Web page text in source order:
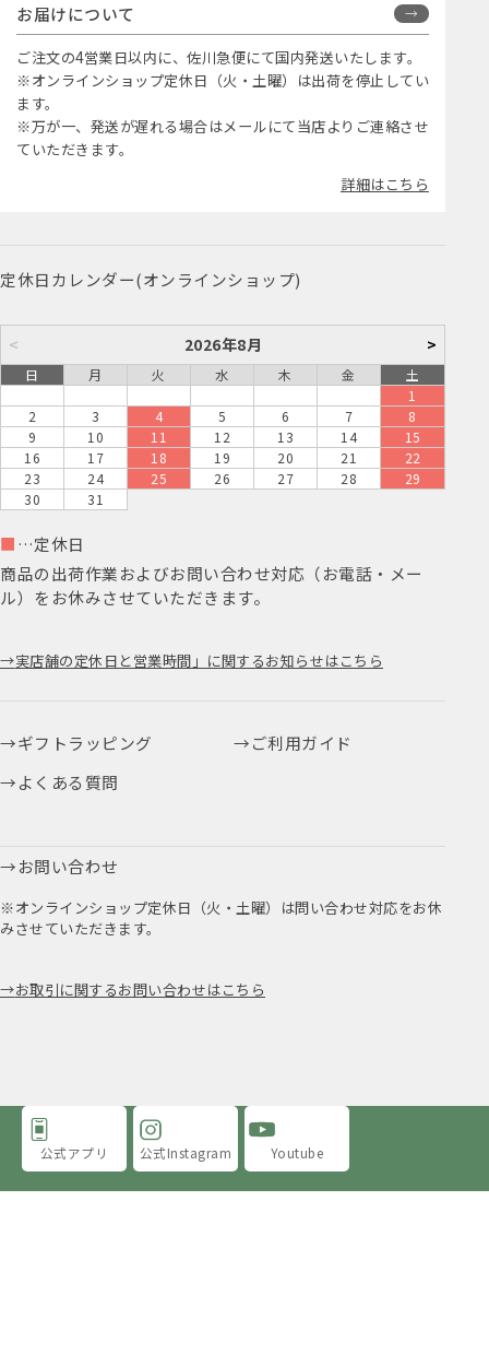
お届けについて
ご注文の4営業日以内に、佐川急便にて国内発送いたします。
※オンラインショップ定休日（火・土曜）は出荷を停止してい
ます。
※万が一、発送が遅れる場合はメールにて当店よりご連絡させ
ていただきます。
詳細はこちら
定休日カレンダー(オンラインショップ)
< 2026年8月 >
日 月 火 水 木 金
土
1
2
3 4 5 6 7
8
9
10 11 12 13 14
15
16
17 18 19 20 21
22
23
24 25 26 27 28
29
30
31
■ …定休日
商品の出荷作業およびお問い合わせ対応（お電話・メー
ル）をお休みさせていただきます。
実店舗の定休日と営業時間」に関するお知らせはこちら
ギフトラッピング
ご利用ガイド
よくある質問
お問い合わせ
※オンラインショップ定休日（火・土曜）は問い合わせ対応をお休
みさせていただきます。
お取引に関するお問い合わせはこちら
公式アプリ 公式Instagram Youtube